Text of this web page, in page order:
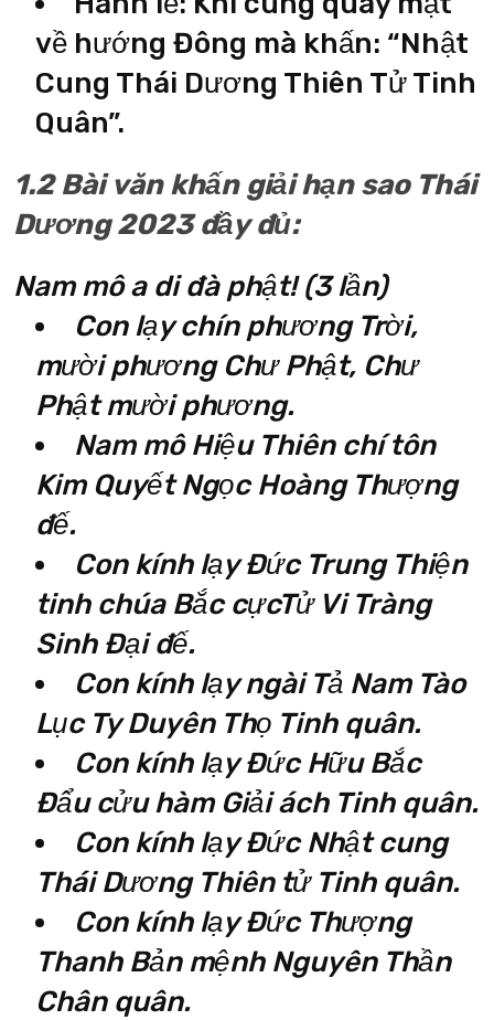
về hướng Đông mà khấn: “Nhật
Cung Thái Dương Thiên Tử Tinh
Quân”.
1.2 Bài văn khấn giải hạn sao Thái
Dương 2023 đầy đủ:
Nam mô a di đà phật! (3 lần)
Con lạy chín phương Trời,
mười phương Chư Phật, Chư
Phật mười phương.
Nam mô Hiệu Thiên chí tôn
Kim Quyết Ngọc Hoàng Thượng
đế.
Con kính lạy Đức Trung Thiện
tinh chúa Bắc cựcTử Vi Tràng
Sinh Đại đế.
Con kính lạy ngài Tả Nam Tào
Lục Ty Duyên Thọ Tinh quân.
Con kính lạy Đức Hữu Bắc
Đẩu cửu hàm Giải ách Tinh quân.
Con kính lạy Đức Nhật cung
Thái Dương Thiên tử Tinh quân.
Con kính lạy Đức Thượng
Thanh Bản mệnh Nguyên Thần
Chân quân.